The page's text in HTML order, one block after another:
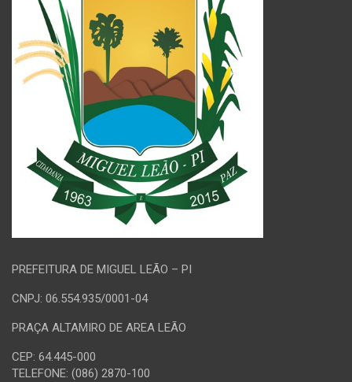
PREFEITURA DE MIGUEL LEÃO – PI
CNPJ: 06.554.935/0001-04
PRAÇA ALTAMIRO DE AREA LEÃO
CEP: 64.445-000
TELEFONE: (086) 2870-100